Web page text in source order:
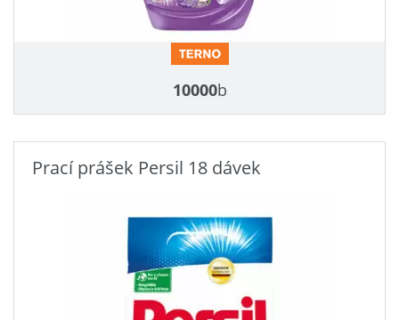
10000b
Prací prášek Persil 18 dávek